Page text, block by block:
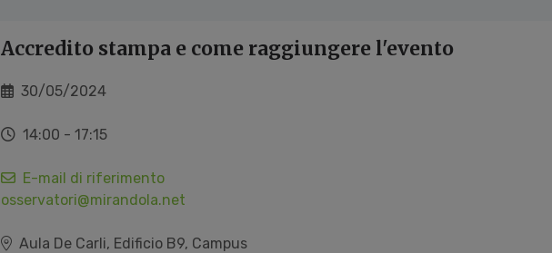
Accredito stampa e come raggiungere l'evento
30/05/2024
14:00 - 17:15
E-mail di riferimento
osservatori@mirandola.net
Aula De Carli, Edificio B9, Campus